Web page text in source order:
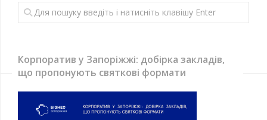
Корпоратив у Запоріжжі: добірка закладів,
що пропонують святкові формати